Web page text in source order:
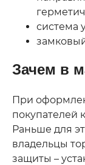
система
Зачем в
При
покупателей
Раньше для
владельцы
защиты –